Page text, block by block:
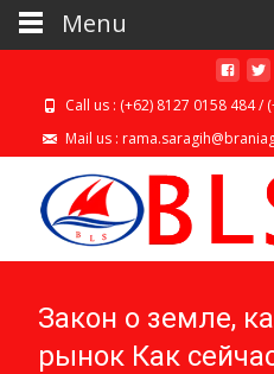
Call us : (+62) 8127 0158 484 /
Mail us :
Закон о земле,
рынок Как
Menu